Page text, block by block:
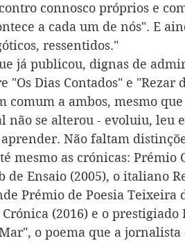
connosco próprios e
a cada um de nós". E
ressentidos."
já publicou, dignas de
Dias Contados" e "Rezar
comum a ambos, mesmo
não se alterou - evoluiu, leu
Não faltam
mesmo as crónicas: Prémio
de Ensaio (2005), o italiano
Prémio de Poesia Teixeira
(2016) e o
o poema que a